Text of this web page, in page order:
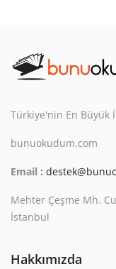
Türkiye'nin En Büyük
bunuokudum.com
Email :
Mehter Çeşme Mh.
İstanbul
Hakkımızda